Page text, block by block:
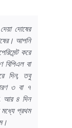
দোষের
আপনি
করে
বিপিএল বা
দিন, তবু
৩ বা ৭
আর ৪ দিন
মধ্যে প্রথম